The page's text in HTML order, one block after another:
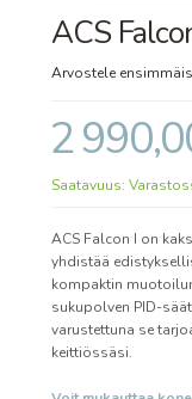
ACS
Arvostele
2
Saatavuus:
ACS Falcon I on
yhdistää
kompaktin
sukupolven PID-
varustettuna se
keittiössäsi.